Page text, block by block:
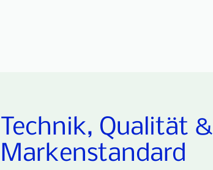
Technik, Qualität &
Markenstandard